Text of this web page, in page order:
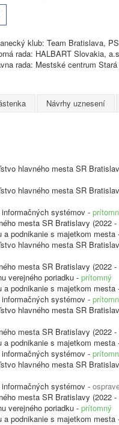
klub: Team Bratislava,
rada: HALBART Slovakia,
rada: Mestské centrum
Návrhy uznesení
hlavného mesta SR
hlavného mesta SR
systémov -
mesta SR Bratislavy (2022 -
a podnikanie s majetkom mesta
hlavného mesta SR
mesta SR Bratislavy (2022 -
verejného poriadku - prítomný
a podnikanie s majetkom mesta
systémov -
hlavného mesta SR
mesta SR Bratislavy (2022 -
a podnikanie s majetkom mesta
systémov -
hlavného mesta SR
systémov -
mesta SR Bratislavy (2022 -
verejného poriadku - prítomný
a podnikanie s majetkom mesta